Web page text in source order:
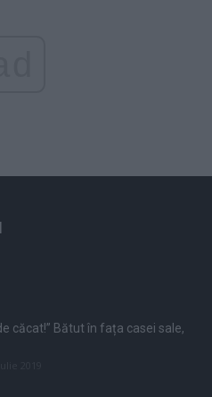
căcat!” Bătut în fața casei sale,